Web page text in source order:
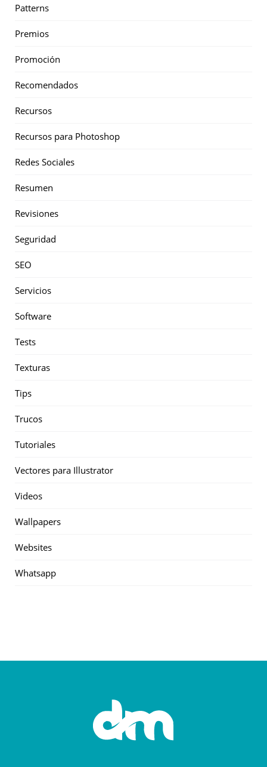
Patterns
Premios
Promoción
Recomendados
Recursos
Recursos para Photoshop
Redes Sociales
Resumen
Revisiones
Seguridad
SEO
Servicios
Software
Tests
Texturas
Tips
Trucos
Tutoriales
Vectores para Illustrator
Videos
Wallpapers
Websites
Whatsapp